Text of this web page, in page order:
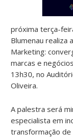
próxima terça-
Blumenau realiza
Marketing:
marcas e
13h30, no
Oliveira.
A palestra será
especialista em
transformação